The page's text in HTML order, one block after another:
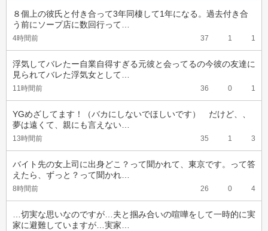
８個上の彼氏と付き合って3年同棲して1年になる。過去付き合
う前にソープ店に数回行って…
4時間前 37 1 1
浮気してバレたー自業自得すぎる元彼と会ってるの今彼の友達に
見られてバレた浮気女として…
11時間前 36 0 1
YGめざしてます！（バカにしないでほしいです）　だけど、、
夢は遠くて、親にも言えない…
13時間前 35 1 3
バイト先の女上司に出身どこ？って聞かれて、東京です。って答
えたら、ずっと？って聞かれ…
8時間前 26 0 4
…切実な思いなのですが…夫と掴み合いの喧嘩をして一時的に実
家に避難していますが…実家…